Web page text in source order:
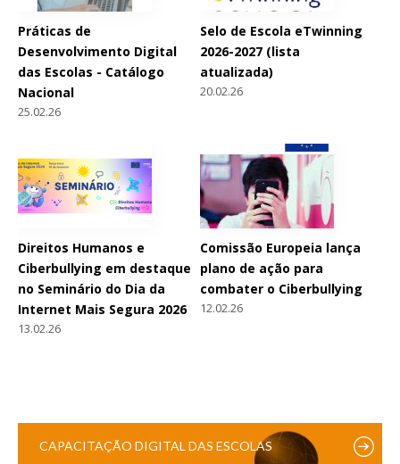
Práticas de
Desenvolvimento Digital
das Escolas - Catálogo
Nacional
25.02.26
Selo de Escola eTwinning
2026-2027 (lista
atualizada)
20.02.26
Direitos Humanos e
Ciberbullying em destaque
no Seminário do Dia da
Internet Mais Segura 2026
13.02.26
Comissão Europeia lança
plano de ação para
combater o Ciberbullying
12.02.26
CAPACITAÇÃO DIGITAL DAS ESCOLAS